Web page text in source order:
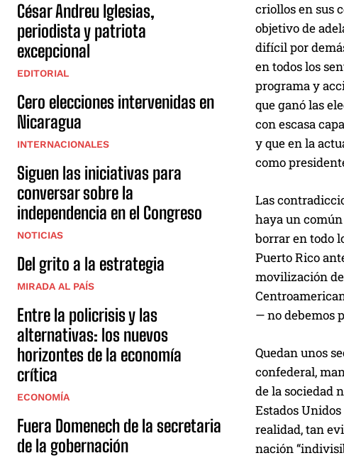
César Andreu Iglesias,
periodista y patriota
excepcional
EDITORIAL
Cero elecciones intervenidas en
Nicaragua
INTERNACIONALES
Siguen las iniciativas para
conversar sobre la
independencia en el Congreso
NOTICIAS
Del grito a la estrategia
MIRADA AL PAÍS
Entre la policrisis y las
alternativas: los nuevos
horizontes de la economía
crítica
ECONOMÍA
Fuera Domenech de la secretaria
de la gobernación
criollos en sus
objetivo de
difícil por
en todos los
programa y
que ganó las
con escasa
y que en la
como
Las
haya un
borrar en todo
Puerto Rico
movilización
— no debemos
Quedan unos
confederal,
de la sociedad
Estados
realidad, tan
nación